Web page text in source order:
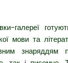
галереї
мови та
знаряддям